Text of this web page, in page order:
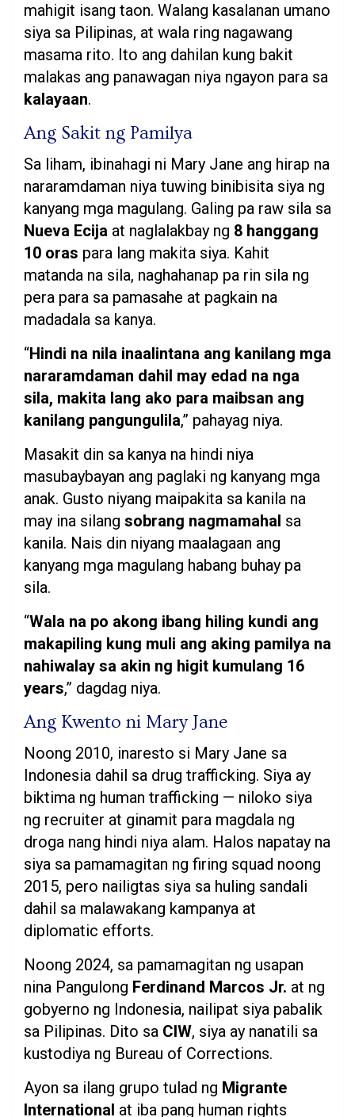
mahigit isang taon. Walang kasalanan umano
siya sa Pilipinas, at wala ring nagawang
masama rito. Ito ang dahilan kung bakit
malakas ang panawagan niya ngayon para sa
kalayaan.
Ang Sakit ng Pamilya
Sa liham, ibinahagi ni Mary Jane ang hirap na
nararamdaman niya tuwing binibisita siya ng
kanyang mga magulang. Galing pa raw sila sa
Nueva Ecija at naglalakbay ng 8 hanggang
10 oras para lang makita siya. Kahit
matanda na sila, naghahanap pa rin sila ng
pera para sa pamasahe at pagkain na
madadala sa kanya.
“Hindi na nila inaalintana ang kanilang mga
nararamdaman dahil may edad na nga
sila, makita lang ako para maibsan ang
kanilang pangungulila,” pahayag niya.
Masakit din sa kanya na hindi niya
masubaybayan ang paglaki ng kanyang mga
anak. Gusto niyang maipakita sa kanila na
may ina silang sobrang nagmamahal sa
kanila. Nais din niyang maalagaan ang
kanyang mga magulang habang buhay pa
sila.
“Wala na po akong ibang hiling kundi ang
makapiling kung muli ang aking pamilya na
nahiwalay sa akin ng higit kumulang 16
years,” dagdag niya.
Ang Kwento ni Mary Jane
Noong 2010, inaresto si Mary Jane sa
Indonesia dahil sa drug trafficking. Siya ay
biktima ng human trafficking — niloko siya
ng recruiter at ginamit para magdala ng
droga nang hindi niya alam. Halos napatay na
siya sa pamamagitan ng firing squad noong
2015, pero nailigtas siya sa huling sandali
dahil sa malawakang kampanya at
diplomatic efforts.
Noong 2024, sa pamamagitan ng usapan
nina Pangulong Ferdinand Marcos Jr. at ng
gobyerno ng Indonesia, nailipat siya pabalik
sa Pilipinas. Dito sa CIW, siya ay nanatili sa
kustodiya ng Bureau of Corrections.
Ayon sa ilang grupo tulad ng Migrante
International at iba pang human rights